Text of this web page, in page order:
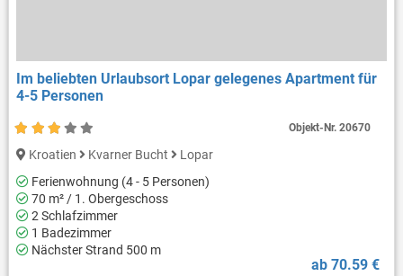
Im beliebten Urlaubsort Lopar gelegenes Apartment für
4-5 Personen
Kroatien Kvarner Bucht
Lopar
Ferienwohnung (4 - 5 Personen)
70 m² / 1. Obergeschoss
2 Schlafzimmer
1 Badezimmer
Nächster Strand 500 m
ab 70.59 €
Objekt-Nr.20670